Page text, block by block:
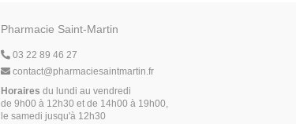
Pharmacie Saint-Martin
03 22 89 46 27
contact@pharmaciesaintmartin.fr
Horaires du lundi au vendredi
de 9h00 à 12h30 et de 14h00 à 19h00,
le samedi jusqu'à 12h30